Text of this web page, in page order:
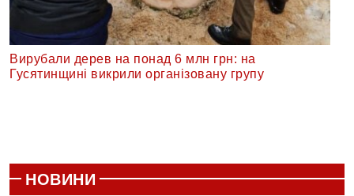
Вирубали дерев на понад 6 млн грн: на
Гусятинщині викрили організовану групу
НОВИНИ